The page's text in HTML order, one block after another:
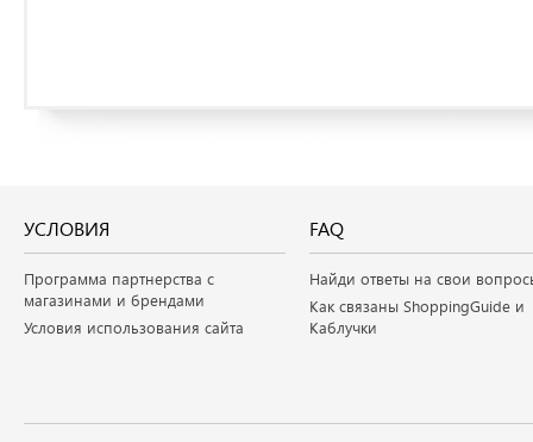
УСЛОВИЯ
Программа партнерства с
магазинами и брендами
Условия использования сайта
FAQ
Найди ответы на свои
Как связаны ShoppingGuide и
Каблучки